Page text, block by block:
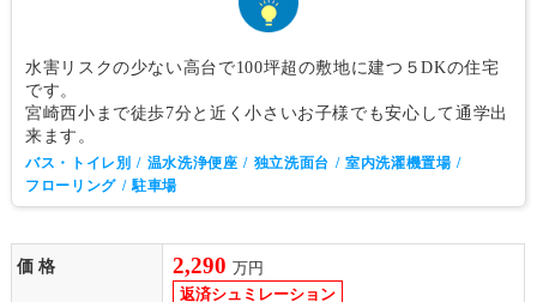
水害リスクの少ない高台で100坪超の敷地に建つ５DKの住宅
です。
宮崎西小まで徒歩7分と近く小さいお子様でも安心して通学出
来ます。
バス・トイレ別 温水洗浄便座 独立洗面台
室内洗濯機置場
フローリング
駐車場
価 格 2,290 万円